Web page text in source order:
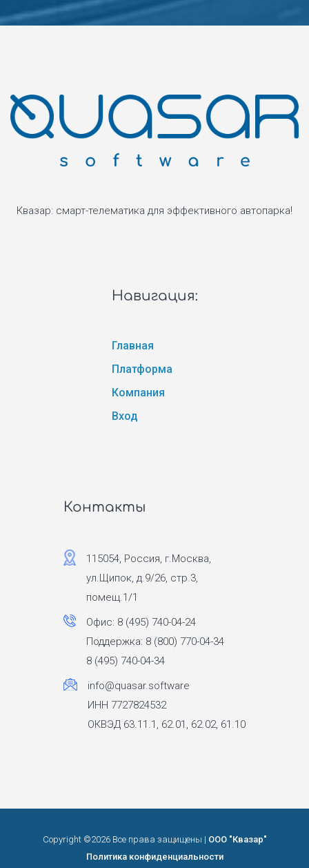
Квазар: смарт-телематика для эффективного автопарка!
Навигация:
Главная
Платформа
Компания
Вход
Контакты
115054, Россия, г.Москва,
ул.Щипок, д.9/26, стр.3,
помещ.1/1
Офис: 8 (495) 740-04-24
Поддержка: 8 (800) 770-04-34
8 (495) 740-04-34
info@quasar.software
ИНН 7727824532
ОКВЭД 63.11.1, 62.01, 62.02, 61.10
Copyright ©2026 Все права защищены | ООО "Квазар"
Политика конфиденциальности